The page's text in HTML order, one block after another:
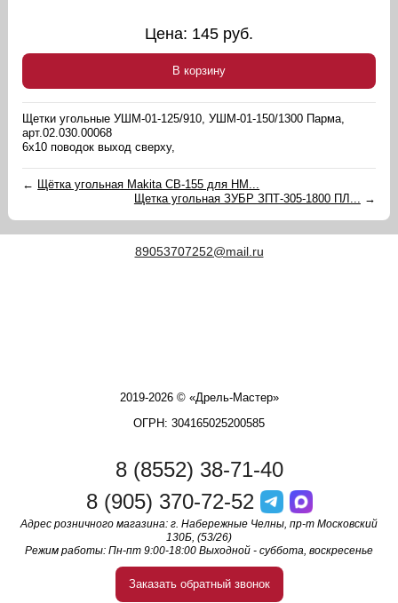
Цена: 145 руб.
В корзину
Щетки угольные УШМ-01-125/910, УШМ-01-150/1300 Парма,
арт.02.030.00068
6х10 поводок выход сверху,
← Щётка угольная Makita CB-155 для HM...
Щетка угольная ЗУБР ЗПТ-305-1800 ПЛ... →
89053707252@mail.ru
2019-2026 © «Дрель-Мастер»
ОГРН: 304165025200585
8 (8552) 38-71-40
8 (905) 370-72-52
Адрес розничного магазина: г. Набережные Челны, пр-т Московский
130Б, (53/26)
Режим работы: Пн-пт 9:00-18:00 Выходной - суббота, воскресенье
Заказать обратный звонок